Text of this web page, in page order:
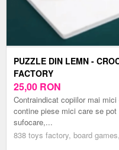
PUZZLE DIN LEMN -
FACTORY
25,00 RON
Contraindicat copiilor mai
contine piese mici care se
sufocare,...
838 toys factory, board